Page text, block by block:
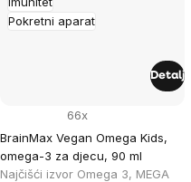
Pokretni aparat
BrainMax Vegan Omega Kids,
omega-3 za djecu, 90 ml
Najčišći izvor Omega 3, MEGA
66x
Detalj